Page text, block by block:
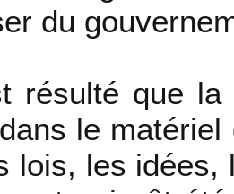
du
résulté que la
le
lois, les